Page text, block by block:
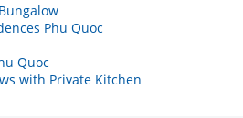
Phu Quoc
Quoc
with Private Kitchen